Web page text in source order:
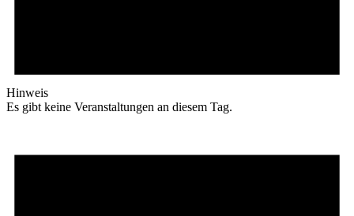
Hinweis
Es gibt keine Veranstaltungen an diesem Tag.